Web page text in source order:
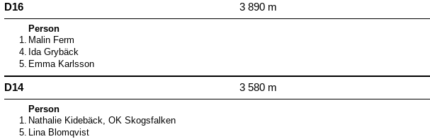
D16 3 890 m
Person
1. Malin Ferm
4. Ida Grybäck
5. Emma Karlsson
D14 3 580 m
Person
1. Nathalie Kidebäck, OK Skogsfalken
5. Lina Blomqvist